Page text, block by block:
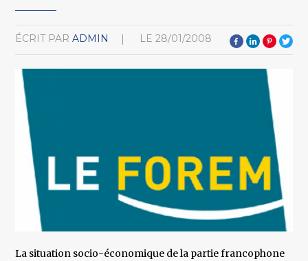
ÉCRIT PAR ADMIN LE 28/01/2008
La situation socio-économique de la partie francophone